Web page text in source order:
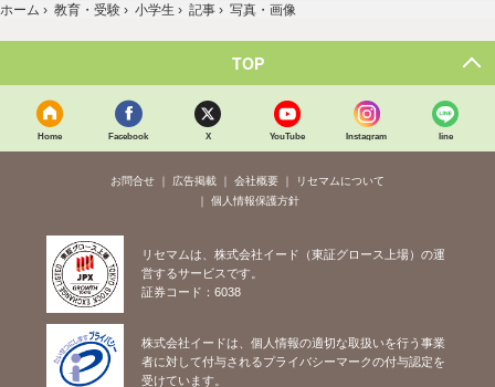
ホーム › 教育・受験 › 小学生 › 記事 › 写真・画像
TOP
Home Facebook X YouTube Instagram line
お問合せ 広告掲載 会社概要
リセマムについて
個人情報保護方針
リセマムは、株式会社イード（東証グロース上場）の運
営するサービスです。
証券コード：6038
株式会社イードは、個人情報の適切な取扱いを行う事業
者に対して付与されるプライバシーマークの付与認定を
受けています。